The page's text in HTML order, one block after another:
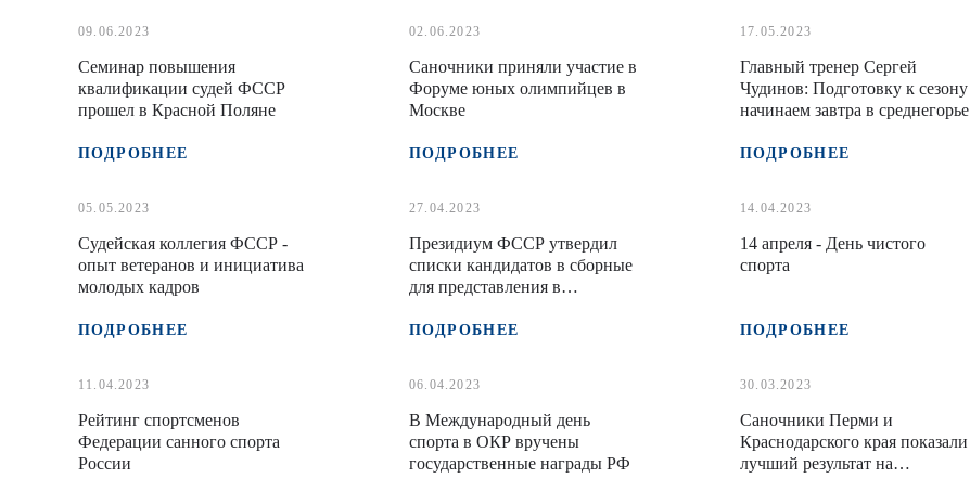
09.06.2023
Семинар повышения
квалификации судей ФССР
прошел в Красной Поляне
ПОДРОБНЕЕ
02.06.2023
Саночники приняли участие в
Форуме юных олимпийцев в
Москве
ПОДРОБНЕЕ
17.05.2023
Главный тренер Сергей
Чудинов: Подготовку к сезону
начинаем завтра в среднегорье
ПОДРОБНЕЕ
05.05.2023
Судейская коллегия ФССР -
опыт ветеранов и инициатива
молодых кадров
ПОДРОБНЕЕ
27.04.2023
Президиум ФССР утвердил
списки кандидатов в сборные
для представления в
ПОДРОБНЕЕ
14.04.2023
14 апреля - День чистого
спорта
ПОДРОБНЕЕ
11.04.2023
Рейтинг спортсменов
Федерации санного спорта
России
06.04.2023
В Международный день
спорта в ОКР вручены
государственные награды РФ
30.03.2023
Саночники Перми и
Краснодарского края показали
лучший результат на